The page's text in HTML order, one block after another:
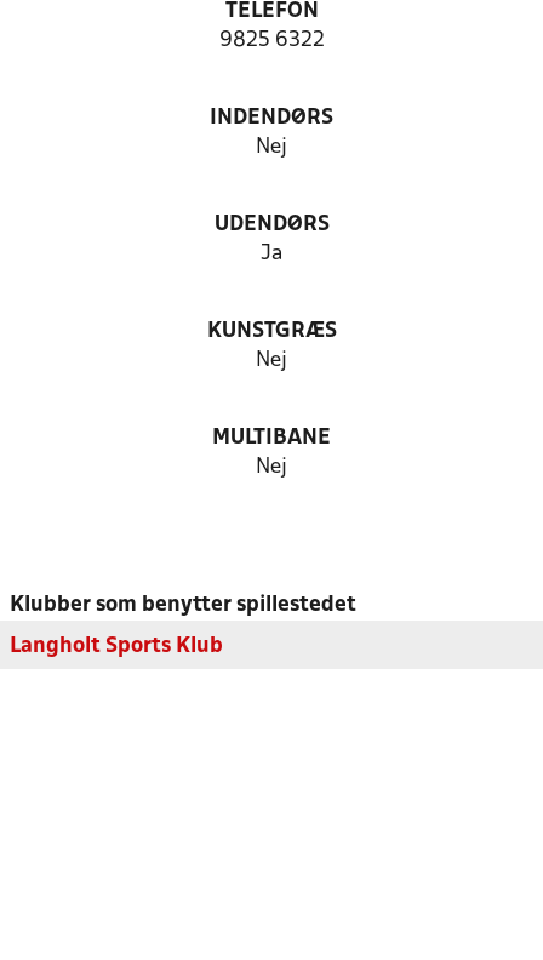
TELEFON
9825 6322
INDENDØRS
Nej
UDENDØRS
Ja
KUNSTGRÆS
Nej
MULTIBANE
Nej
Klubber som benytter spillestedet
Langholt Sports Klub